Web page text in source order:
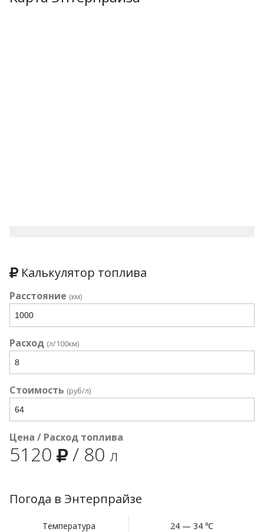
Калькулятор топлива
Расстояние (км)
Расход (л/100км)
Стоимость (руб/л)
Цена / Расход топлива
5120 / 80 л
Погода в Энтерпрайзе
Температура 24 — 34 ℃